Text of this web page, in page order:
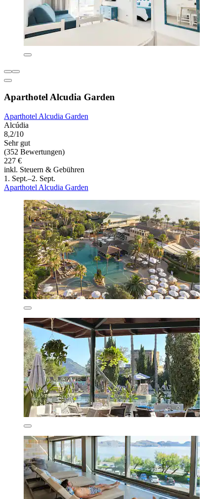
Aparthotel Alcudia Garden
Aparthotel Alcudia Garden
Alcúdia
8,2/10
Sehr gut
(352 Bewertungen)
227 €
inkl. Steuern & Gebühren
1. Sept.–2. Sept.
Aparthotel Alcudia Garden